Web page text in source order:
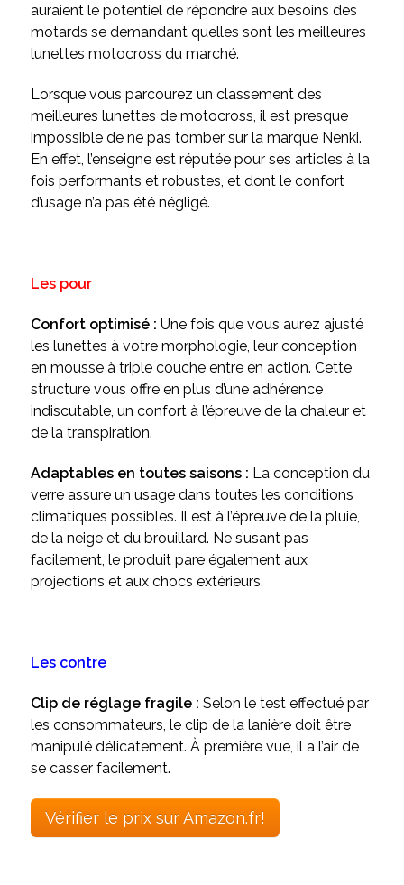
auraient le potentiel de répondre aux besoins des
motards se demandant quelles sont les meilleures
lunettes motocross du marché.
Lorsque vous parcourez un classement des
meilleures lunettes de motocross, il est presque
impossible de ne pas tomber sur la marque Nenki.
En effet, l’enseigne est réputée pour ses articles à la
fois performants et robustes, et dont le confort
d’usage n’a pas été négligé.
Les pour
Confort optimisé : Une fois que vous aurez ajusté
les lunettes à votre morphologie, leur conception
en mousse à triple couche entre en action. Cette
structure vous offre en plus d’une adhérence
indiscutable, un confort à l’épreuve de la chaleur et
de la transpiration.
Adaptables en toutes saisons : La conception du
verre assure un usage dans toutes les conditions
climatiques possibles. Il est à l’épreuve de la pluie,
de la neige et du brouillard. Ne s’usant pas
facilement, le produit pare également aux
projections et aux chocs extérieurs.
Les contre
Clip de réglage fragile : Selon le test effectué par
les consommateurs, le clip de la lanière doit être
manipulé délicatement. À première vue, il a l’air de
se casser facilement.
Vérifier le prix sur Amazon.fr!